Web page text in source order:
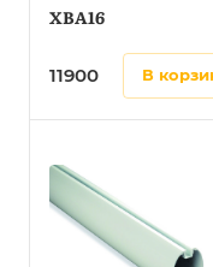
XBA16
11900 в